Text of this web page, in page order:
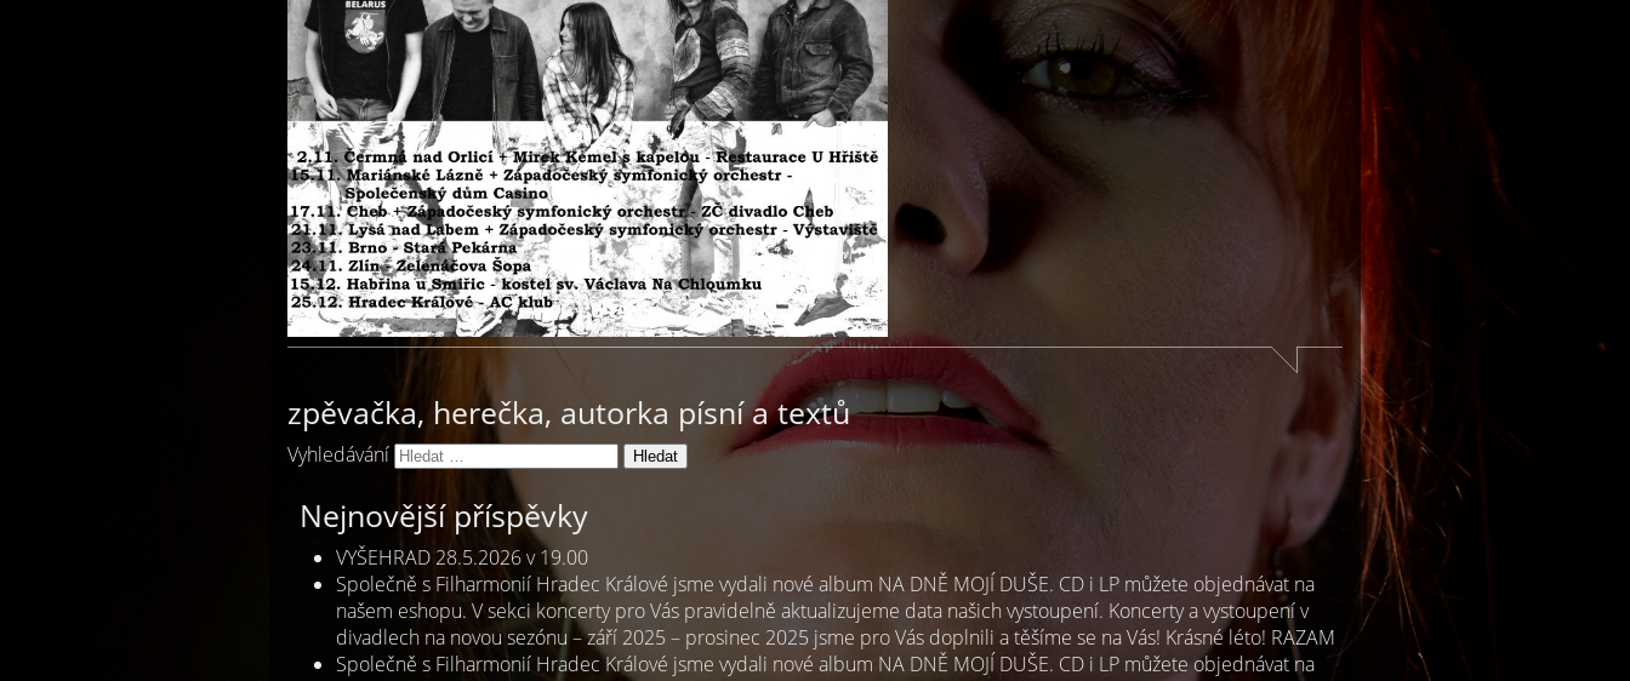
zpěvačka, herečka, autorka písní a textů
Vyhledávání
Nejnovější příspěvky
VYŠEHRAD 28.5.2026 v 19.00
Společně s Filharmonií Hradec Králové jsme vydali nové album NA DNĚ MOJÍ DUŠE. CD i LP můžete objednávat na
našem eshopu. V sekci koncerty pro Vás pravidelně aktualizujeme data našich vystoupení. Koncerty a vystoupení v
divadlech na novou sezónu – září 2025 – prosinec 2025 jsme pro Vás doplnili a těšíme se na Vás! Krásné léto! RAZAM
Společně s Filharmonií Hradec Králové jsme vydali nové album NA DNĚ MOJÍ DUŠE. CD i LP můžete objednávat na